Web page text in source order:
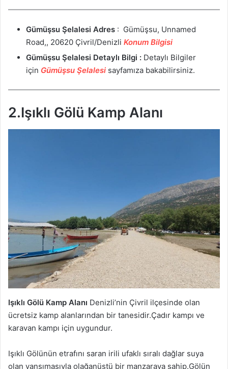
Gümüşsu Şelalesi Adres : Gümüşsu, Unnamed
Road,, 20620 Çivril/Denizli Konum Bilgisi
Gümüşsu Şelalesi Detaylı Bilgi : Detaylı Bilgiler
için Gümüşsu Şelalesi sayfamıza bakabilirsiniz.
2.Işıklı Gölü Kamp Alanı
Işıklı Gölü Kamp Alanı Denizli’nin Çivril ilçesinde olan
ücretsiz kamp alanlarından bir tanesidir.Çadır kampı ve
karavan kampı için uygundur.
Işıklı Gölünün etrafını saran irili ufaklı sıralı dağlar suya
olan yansımasıyla olağanüstü bir manzaraya sahip.Gölün